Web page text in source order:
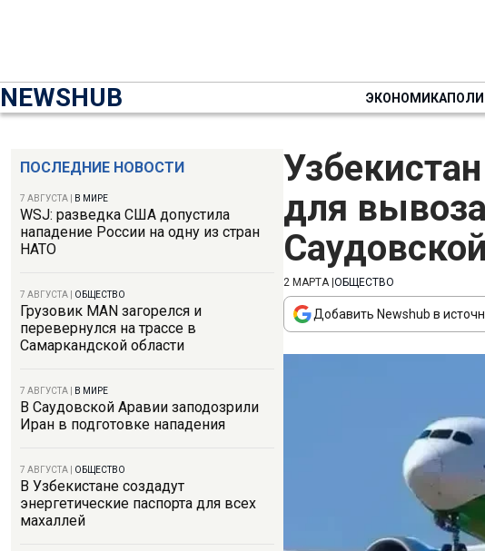
NEWSHUB ЭКОНОМИКА
ПОСЛЕДНИЕ НОВОСТИ
7 АВГУСТА В МИРЕ
WSJ: разведка США допустила
нападение России на одну из стран
НАТО
7 АВГУСТА ОБЩЕСТВО
Грузовик MAN загорелся и
перевернулся на трассе в
Самаркандской области
7 АВГУСТА В МИРЕ
В Саудовской Аравии заподозрили
Иран в подготовке нападения
7 АВГУСТА ОБЩЕСТВО
В Узбекистане создадут
энергетические паспорта для всех
махаллей
для
2 МАРТА| ОБЩЕСТВО
Добавить Newshub в